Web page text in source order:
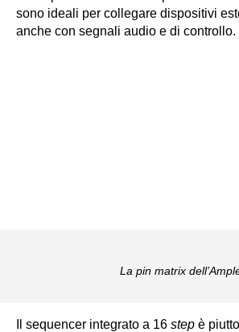
sono ideali per collegare dispositivi
anche con segnali audio e di controllo.
La pin matrix
Il sequencer integrato a 16 step è